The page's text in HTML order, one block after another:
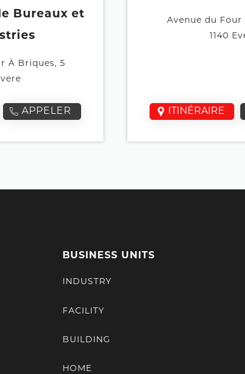
Bureaux et
À Briques, 5
APPELER
Avenue du Four
1140
ITINÉRAIRE
BUSINESS UNITS
INDUSTRY
FACILITY
BUILDING
HOME